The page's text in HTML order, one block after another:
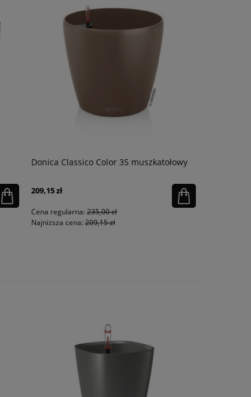
Donica Classico Color 35 muszkatołowy
209,15 zł
Cena regularna: 235,00 zł
Najniższa cena: 209,15 zł